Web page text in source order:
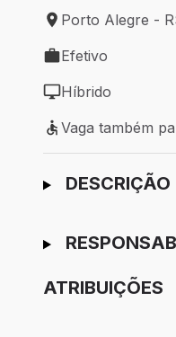
Local de trabalho:
Porto Alegre -
Tipo de vaga: Efetivo
Efetivo
Modelo de
Híbrido
Vaga também para
Vaga também
Ir para candidatura
ATRIBUIÇÕES